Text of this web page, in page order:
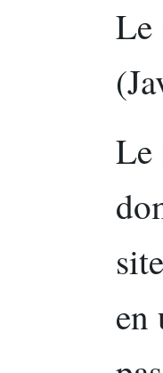
Le
Le
en